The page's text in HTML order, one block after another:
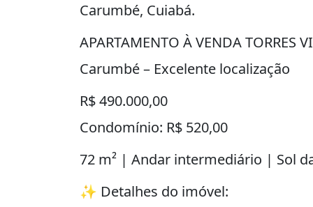
Carumbé, Cuiabá.
APARTAMENTO À VENDA TORRES
Carumbé – Excelente localização
R$ 490.000,00
Condomínio: R$ 520,00
72 m² | Andar intermediário | Sol
✨ Detalhes do imóvel: